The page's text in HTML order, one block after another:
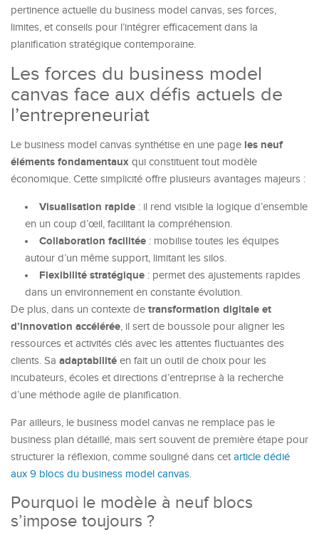
pertinence actuelle du business model canvas, ses forces,
limites, et conseils pour l’intégrer efficacement dans la
planification stratégique contemporaine.
Les forces du business model
canvas face aux défis actuels de
l’entrepreneuriat
Le business model canvas synthétise en une page les neuf
éléments fondamentaux qui constituent tout modèle
économique. Cette simplicité offre plusieurs avantages majeurs :
Visualisation rapide : il rend visible la logique d’ensemble
en un coup d’œil, facilitant la compréhension.
Collaboration facilitée : mobilise toutes les équipes
autour d’un même support, limitant les silos.
Flexibilité stratégique : permet des ajustements rapides
dans un environnement en constante évolution.
De plus, dans un contexte de transformation digitale et
d’innovation accélérée, il sert de boussole pour aligner les
ressources et activités clés avec les attentes fluctuantes des
clients. Sa adaptabilité en fait un outil de choix pour les
incubateurs, écoles et directions d’entreprise à la recherche
d’une méthode agile de planification.
Par ailleurs, le business model canvas ne remplace pas le
business plan détaillé, mais sert souvent de première étape pour
structurer la réflexion, comme souligné dans cet article dédié
aux 9 blocs du business model canvas.
Pourquoi le modèle à neuf blocs
s’impose toujours ?